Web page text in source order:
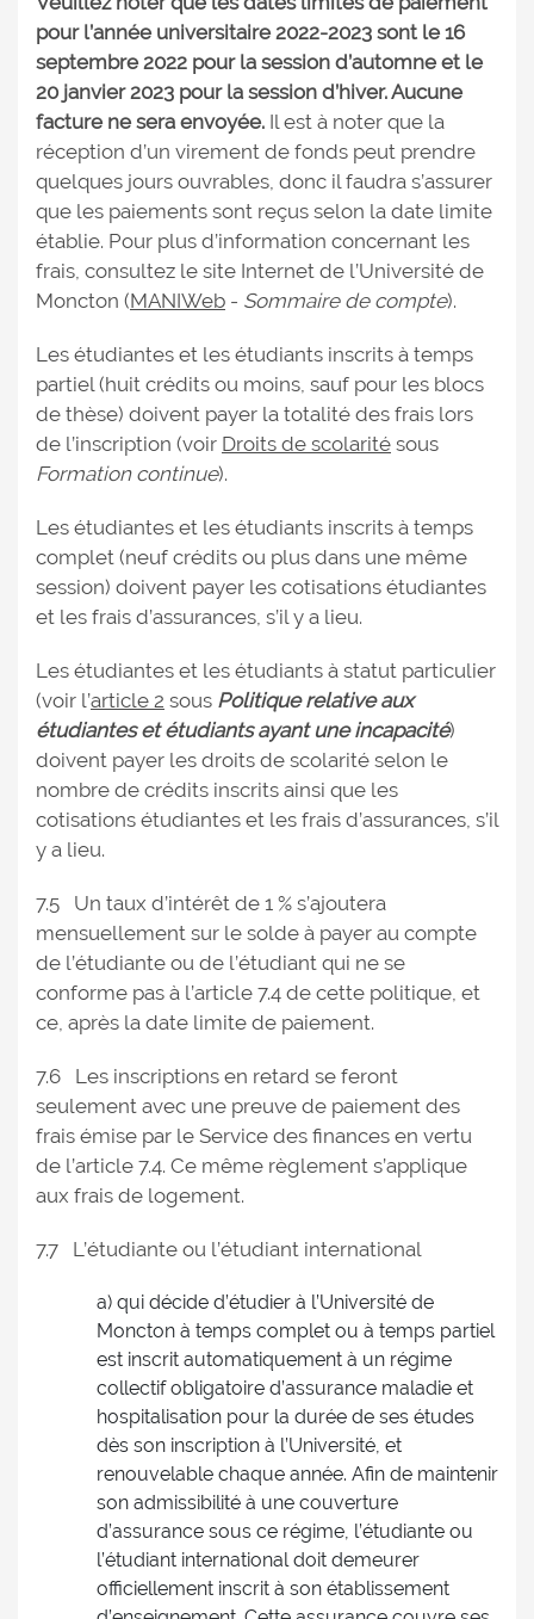
pour l’année universitaire 2022-2023 sont le 16
septembre 2022 pour la session d’automne et le
20 janvier 2023 pour la session d’hiver. Aucune
facture ne sera envoyée. Il est à noter que la
réception d’un virement de fonds peut prendre
quelques jours ouvrables, donc il faudra s’assurer
que les paiements sont reçus selon la date limite
établie. Pour plus d’information concernant les
frais, consultez le site Internet de l’Université de
Moncton (MANIWeb - Sommaire de compte).
Les étudiantes et les étudiants inscrits à temps
partiel (huit crédits ou moins, sauf pour les blocs
de thèse) doivent payer la totalité des frais lors
de l’inscription (voir Droits de scolarité sous
Formation continue).
Les étudiantes et les étudiants inscrits à temps
complet (neuf crédits ou plus dans une même
session) doivent payer les cotisations étudiantes
et les frais d’assurances, s’il y a lieu.
Les étudiantes et les étudiants à statut particulier
(voir l’article 2 sous Politique relative aux
étudiantes et étudiants ayant une incapacité)
doivent payer les droits de scolarité selon le
nombre de crédits inscrits ainsi que les
cotisations étudiantes et les frais d’assurances, s’il
y a lieu.
7.5 Un taux d’intérêt de 1 % s’ajoutera
mensuellement sur le solde à payer au compte
de l’étudiante ou de l’étudiant qui ne se
conforme pas à l’article 7.4 de cette politique, et
ce, après la date limite de paiement.
7.6 Les inscriptions en retard se feront
seulement avec une preuve de paiement des
frais émise par le Service des finances en vertu
de l’article 7.4. Ce même règlement s’applique
aux frais de logement.
7.7 L’étudiante ou l’étudiant international
a) qui décide d’étudier à l’Université de
Moncton à temps complet ou à temps partiel
est inscrit automatiquement à un régime
collectif obligatoire d’assurance maladie et
hospitalisation pour la durée de ses études
dès son inscription à l’Université, et
renouvelable chaque année. Afin de maintenir
son admissibilité à une couverture
d’assurance sous ce régime, l’étudiante ou
l’étudiant international doit demeurer
officiellement inscrit à son établissement